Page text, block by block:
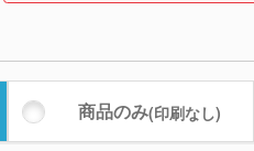
商品のみ(印刷なし)